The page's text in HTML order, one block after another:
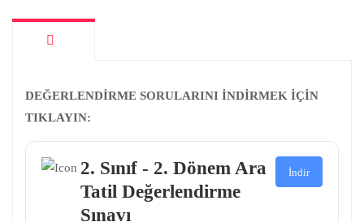
DEĞERLENDİRME SORULARINI İNDİRMEK İÇİN
TIKLAYIN:
2. Sınıf - 2. Dönem Ara
Tatil Değerlendirme
Sınavı
İndir